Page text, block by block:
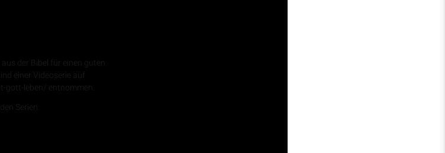
der Bibel für einen guten
einer Videoserie auf
gott-leben/ entnommen.
Serien: